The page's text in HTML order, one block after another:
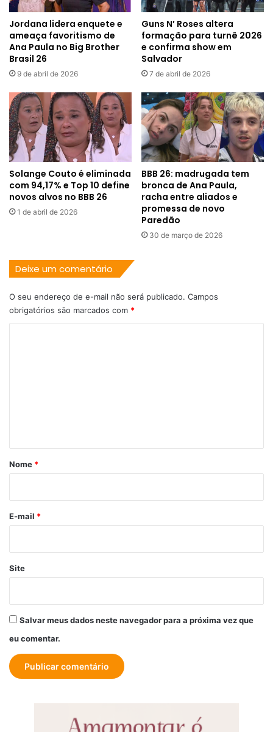
Jordana lidera enquete e
ameaça favoritismo de
Ana Paula no Big Brother
Brasil 26
9 de abril de 2026
Guns N’ Roses altera
formação para turnê 2026
e confirma show em
Salvador
7 de abril de 2026
Solange Couto é eliminada
com 94,17% e Top 10 define
novos alvos no BBB 26
1 de abril de 2026
BBB 26: madrugada tem
bronca de Ana Paula,
racha entre aliados e
promessa de novo
Paredão
30 de março de 2026
Deixe um comentário
O seu endereço de e-mail não será publicado. Campos
obrigatórios são marcados com *
r
*
Nome *
E-mail *
Site
Salvar meus dados neste navegador para a próxima vez que
eu comentar.